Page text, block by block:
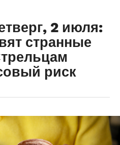
2 июля:
странные
риск